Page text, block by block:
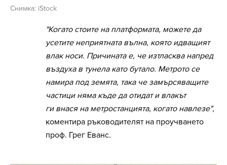
Снимка: iStock
"Когато стоите на платформата, можете да
усетите неприятната вълна, която идващият
влак носи. Причината е, че изтласква напред
въздуха в тунела като бутало. Метрото се
намира под земята, така че замърсяващите
частици няма къде да отидат и влакът
ги внася на метростанцията, когато навлезе",
коментира ръководителят на проучването
проф. Грег Еванс.